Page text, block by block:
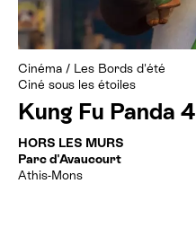
Billetterie cinéma
Rechercher
Cinéma / Les Bords d'été
Ciné sous les étoiles
Kung Fu Panda 4
HORS LES MURS
Parc d'Avaucourt
Athis-Mons